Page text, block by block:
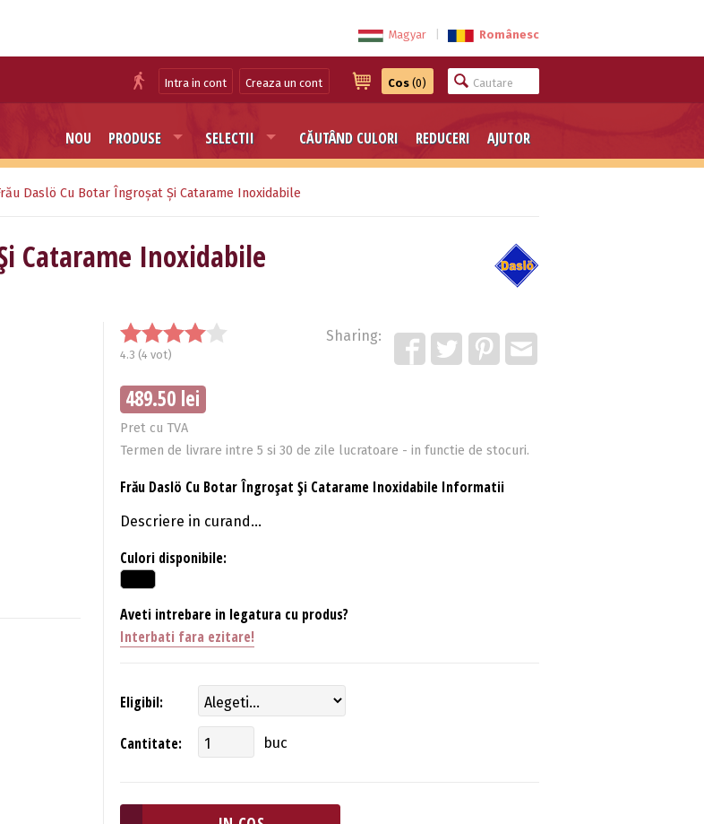
Magyar Românesc
Intra in cont Creaza un cont Cos (0)
NOU PRODUSE SELECTII CĂUTÂND CULORI REDUCERI AJUTOR
Daslö Cu Botar Îngroşat Şi Catarame Inoxidabile
Catarame Inoxidabile
4.3 (4 vot)
Sharing:
489.50 lei
Pret cu TVA
Termen de livrare intre 5 si 30 de zile lucratoare - in functie de stocuri.
Frău Daslö Cu Botar Îngroşat Şi Catarame Inoxidabile Informatii
Descriere in curand...
Culori disponibile:
Aveti intrebare in legatura cu produs?
Interbati fara ezitare!
Eligibil:
Cantitate: buc